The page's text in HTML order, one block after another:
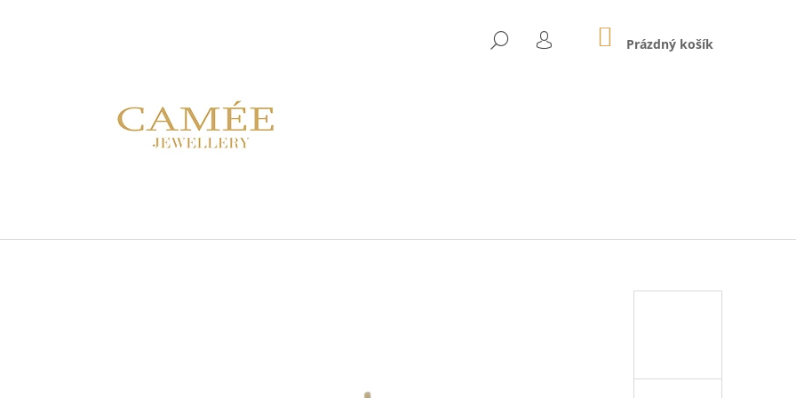
HLEDAT
PŘIHLÁŠENÍ
NÁKUPNÍ
KOŠÍK
Prázdný košík
CO POTŘEBUJETE NAJÍT?
DOPORUČUJEME